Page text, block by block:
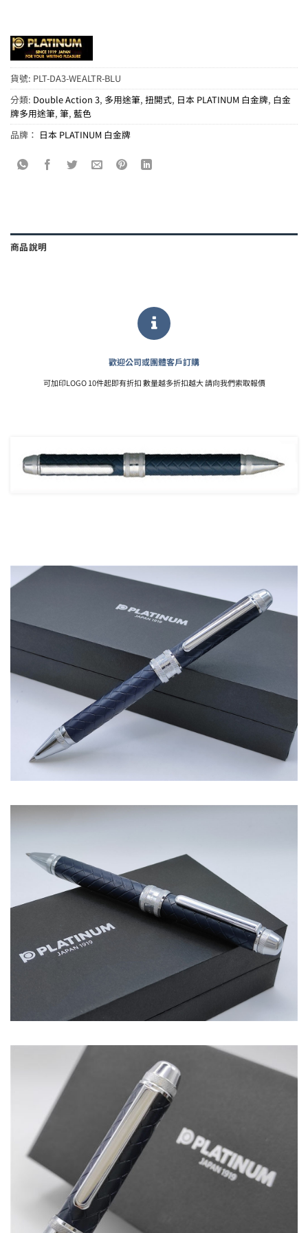
貨號: PLT-DA3-WEALTR-BLU
分類: Double Action 3, 多用途筆, 扭開式, 日本 PLATINUM 白金牌, 白金
牌多用途筆, 筆, 藍色
品牌： 日本 PLATINUM 白金牌
商品說明
歡迎公司或團體客戶訂購
可加印LOGO 10件起即有折扣 數量越多折扣越大 請向我們索取報價